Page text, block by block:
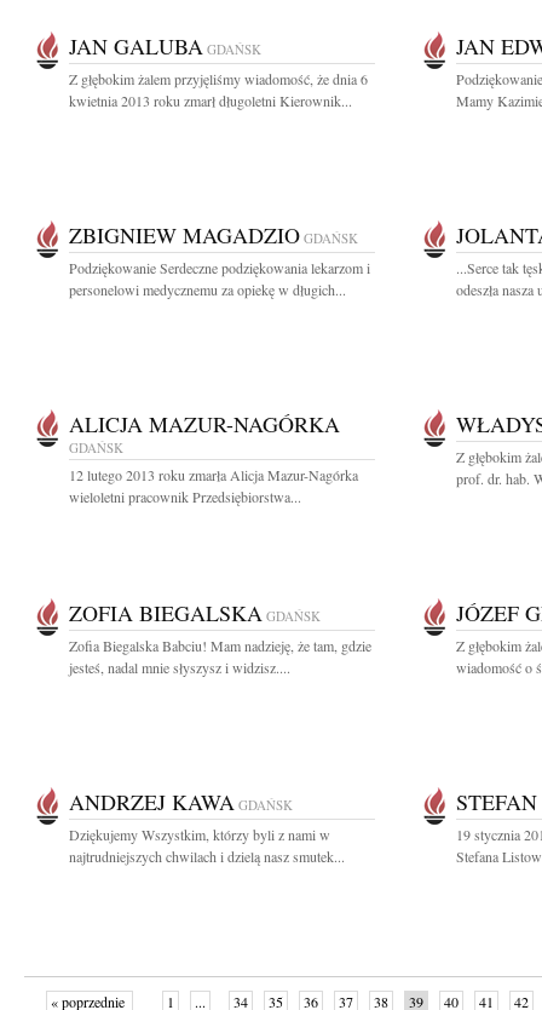
JAN GALUBA GDAŃSK
Z głębokim żalem przyjęliśmy wiadomość, że dnia 6
kwietnia 2013 roku zmarł długoletni Kierownik...
JAN
Mamy
ZBIGNIEW MAGADZIO GDAŃSK
Podziękowanie Serdeczne podziękowania lekarzom i
personelowi medycznemu za opiekę w długich...
...Serce tak
odeszła
ALICJA MAZUR-NAGÓRKA
GDAŃSK
12 lutego 2013 roku zmarła Alicja Mazur-Nagórka
wieloletni pracownik Przedsiębiorstwa...
Z głębokim
prof. dr. hab.
ZOFIA BIEGALSKA GDAŃSK
Zofia Biegalska Babciu! Mam nadzieję, że tam, gdzie
jesteś, nadal mnie słyszysz i widzisz....
JÓZEF
Z głębokim
wiadomość o
ANDRZEJ KAWA GDAŃSK
Dziękujemy Wszystkim, którzy byli z nami w
najtrudniejszych chwilach i dzielą nasz smutek...
19 stycznia
Stefana
« poprzednie 1 ... 34 35 36 37 38 39 40 41 42